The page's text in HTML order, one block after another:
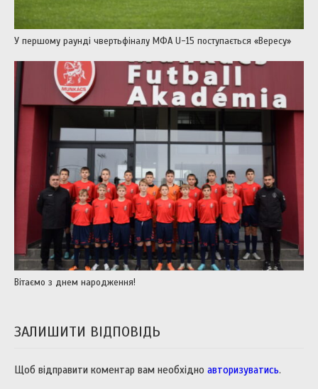
У першому раунді чвертьфіналу МФА U-15 поступається «Вересу»
Вітаємо з днем народження!
ЗАЛИШИТИ ВІДПОВІДЬ
Щоб відправити коментар вам необхідно авторизуватись.